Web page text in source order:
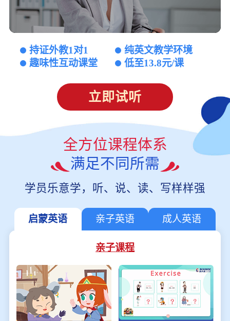
持证外教1对1
纯英文教学环境
趣味性互动课堂
低至13.8元/课
立即试听
全方位课程体系
满足不同所需
学员乐意学，听、说、读、写样样强
启蒙英语 亲子英语 成人英语
亲子课程